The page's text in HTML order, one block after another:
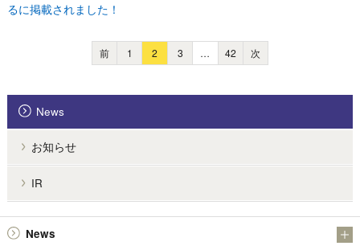
るに掲載されました！
前 1 2 3 … 42 次
News
お知らせ
IR
News